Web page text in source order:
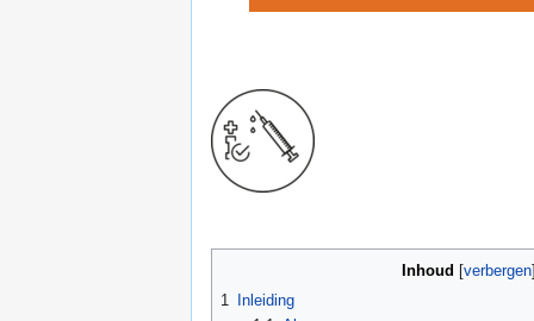
Inhoud verbergen
1
Inleiding